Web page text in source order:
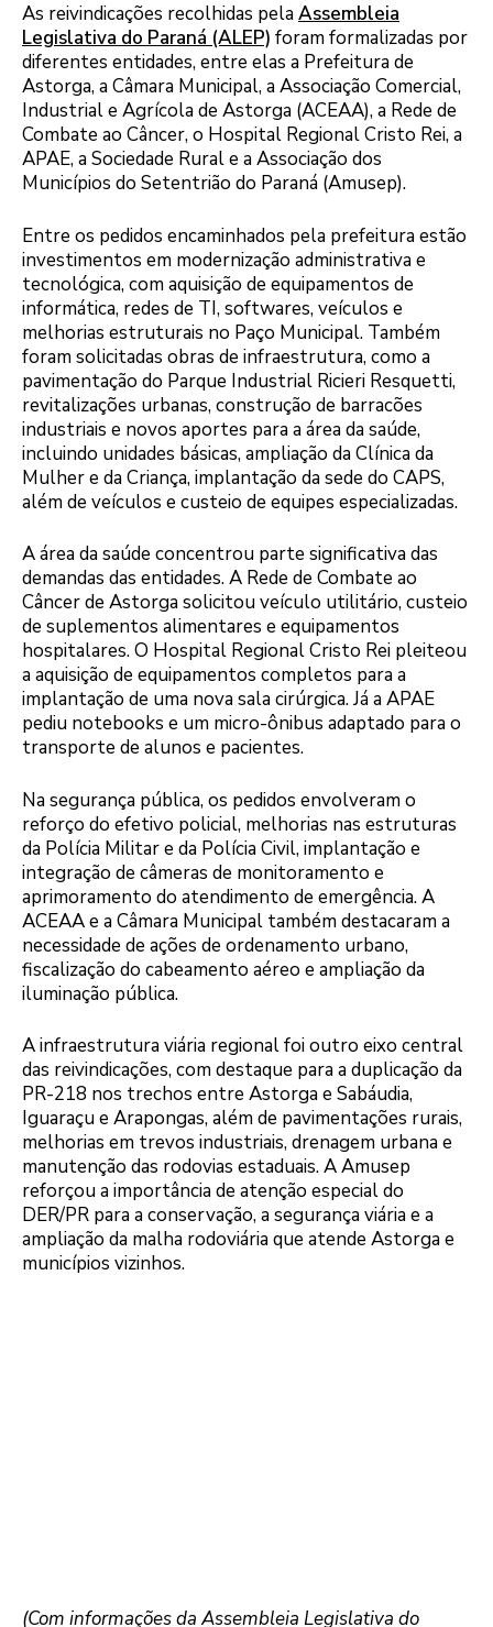
As reivindicações recolhidas pelaAssembleia
Legislativa do Paraná (ALEP) foram formalizadas por
diferentes entidades, entre elas a Prefeitura de
Astorga, a Câmara Municipal, a Associação Comercial,
Industrial e Agrícola de Astorga (ACEAA), a Rede de
Combate ao Câncer, o Hospital Regional Cristo Rei, a
APAE, a Sociedade Rural e a Associação dos
Municípios do Setentrião do Paraná (Amusep).
Entre os pedidos encaminhados pela prefeitura estão
investimentos em modernização administrativa e
tecnológica, com aquisição de equipamentos de
informática, redes de TI, softwares, veículos e
melhorias estruturais no Paço Municipal. Também
foram solicitadas obras de infraestrutura, como a
pavimentação do Parque Industrial Ricieri Resquetti,
revitalizações urbanas, construção de barracões
industriais e novos aportes para a área da saúde,
incluindo unidades básicas, ampliação da Clínica da
Mulher e da Criança, implantação da sede do CAPS,
além de veículos e custeio de equipes especializadas.
A área da saúde concentrou parte significativa das
demandas das entidades. A Rede de Combate ao
Câncer de Astorga solicitou veículo utilitário, custeio
de suplementos alimentares e equipamentos
hospitalares. O Hospital Regional Cristo Rei pleiteou
a aquisição de equipamentos completos para a
implantação de uma nova sala cirúrgica. Já a APAE
pediu notebooks e um micro-ônibus adaptado para o
transporte de alunos e pacientes.
Na segurança pública, os pedidos envolveram o
reforço do efetivo policial, melhorias nas estruturas
da Polícia Militar e da Polícia Civil, implantação e
integração de câmeras de monitoramento e
aprimoramento do atendimento de emergência. A
ACEAA e a Câmara Municipal também destacaram a
necessidade de ações de ordenamento urbano,
fiscalização do cabeamento aéreo e ampliação da
iluminação pública.
A infraestrutura viária regional foi outro eixo central
das reivindicações, com destaque para a duplicação da
PR-218 nos trechos entre Astorga e Sabáudia,
Iguaraçu e Arapongas, além de pavimentações rurais,
melhorias em trevos industriais, drenagem urbana e
manutenção das rodovias estaduais. A Amusep
reforçou a importância de atenção especial do
DER/PR para a conservação, a segurança viária e a
ampliação da malha rodoviária que atende Astorga e
municípios vizinhos.
(Com informações da Assembleia Legislativa do